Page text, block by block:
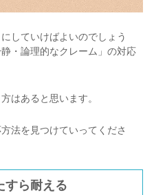
していけばよいのでしょう
・論理的なクレーム」の対応
はあると思います。
法を見つけていってくださ
すら耐える